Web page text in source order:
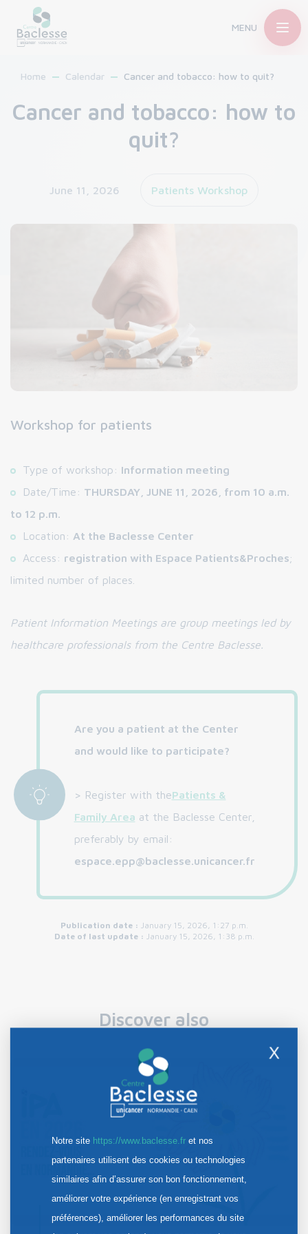
MENU
Home Calendar Cancer and tobacco: how to quit?
Cancer and tobacco: how to
quit?
June 11, 2026 Patients Workshop
Workshop for patients
Type of workshop: Information meeting
Date/Time: THURSDAY, JUNE 11, 2026, from 10 a.m.
to 12 p.m.
Location: At the Baclesse Center
Access: registration with Espace Patients&Proches;
limited number of places.
Patient Information Meetings are group meetings led by
healthcare professionals from the Centre Baclesse.
Are you a patient at the Center
and would like to participate?
> Register with thePatients &
Family Area at the Baclesse Center,
preferably by email:
espace.epp@baclesse.unicancer.fr
Publication date : January 15, 2026, 1:27 p.m.
Date of last update : January 15, 2026, 1:38 p.m.
Discover also
X
Notre site https://www.baclesse.fret nos
partenaires utilisent des cookies ou technologies
similaires afin d’assurer son bon fonctionnement,
améliorer votre expérience (en enregistrant vos
préférences), améliorer les performances du site